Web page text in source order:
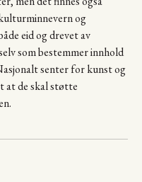
og
eid og drevet av
som bestemmer innhold
senter for kunst og
at de skal støtte